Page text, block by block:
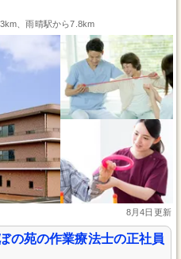
、雨晴駅から7.8km
8月4日更新
の苑の作業療法士の正社員